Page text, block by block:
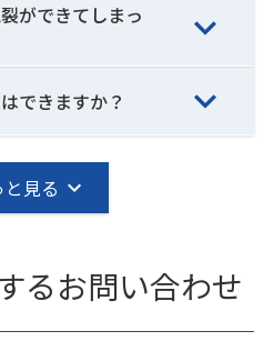
ができてしまっ
できますか？
と見る
るお問い合わせ